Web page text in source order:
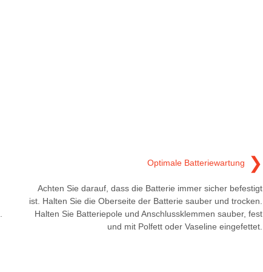
Optimale Batteriewartung ❯
Achten Sie darauf, dass die Batterie immer sicher befestigt
ist. Halten Sie die Oberseite der Batterie sauber und trocken.
Halten Sie Batteriepole und Anschlussklemmen sauber, fest
und mit Polfett oder Vaseline eingefettet.